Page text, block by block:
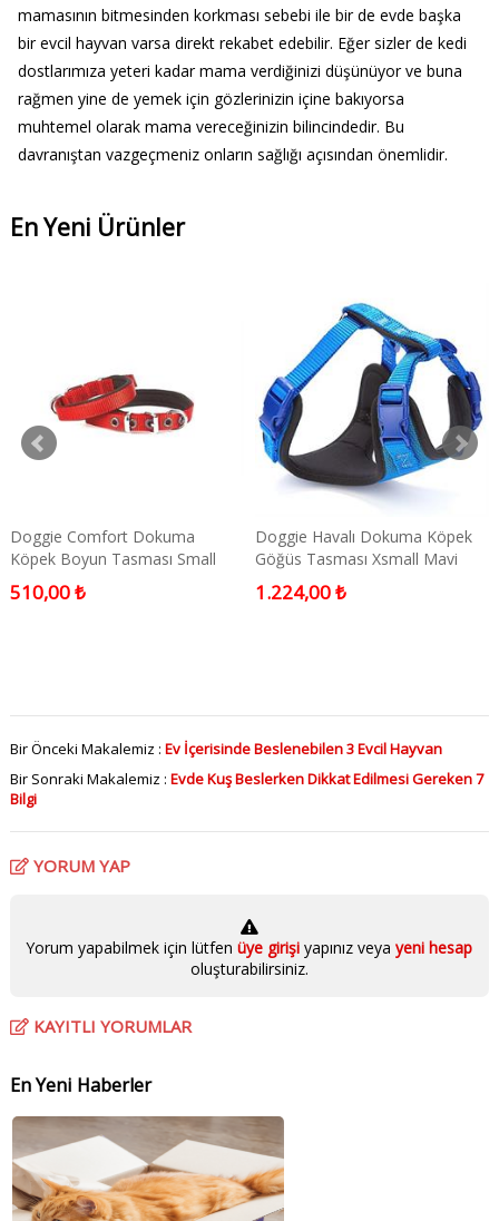
mamasının bitmesinden korkması sebebi ile bir de evde başka
bir evcil hayvan varsa direkt rekabet edebilir. Eğer sizler de kedi
dostlarımıza yeteri kadar mama verdiğinizi düşünüyor ve buna
rağmen yine de yemek için gözlerinizin içine bakıyorsa
muhtemel olarak mama vereceğinizin bilincindedir. Bu
davranıştan vazgeçmeniz onların sağlığı açısından önemlidir.
En Yeni Ürünler
Doggie Comfort Dokuma
Köpek Boyun Tasması Small
Kırmızı
510,00 ₺
Doggie Havalı Dokuma Köpek
Göğüs Tasması Xsmall Mavi
1,5x35-45 Cm
1.224,00 ₺
Bir Önceki Makalemiz : Ev İçerisinde Beslenebilen 3 Evcil Hayvan
Bir Sonraki Makalemiz : Evde Kuş Beslerken Dikkat Edilmesi Gereken 7
Bilgi
YORUM YAP
Yorum yapabilmek için lütfenüye girişiyapınız veya yeni hesap
oluşturabilirsiniz.
KAYITLI YORUMLAR
En Yeni Haberler